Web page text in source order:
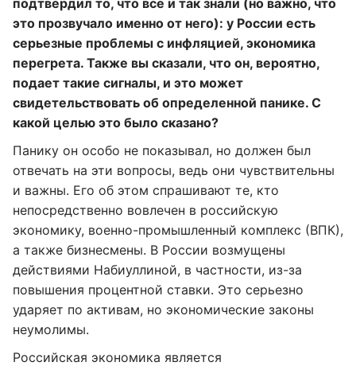
подтвердил то, что все и так знали (но важно, что
это прозвучало именно от него): у России есть
серьезные проблемы с инфляцией, экономика
перегрета. Также вы сказали, что он, вероятно,
подает такие сигналы, и это может
свидетельствовать об определенной панике. С
какой целью это было сказано?
Панику он особо не показывал, но должен был
отвечать на эти вопросы, ведь они чувствительны
и важны. Его об этом спрашивают те, кто
непосредственно вовлечен в российскую
экономику, военно-промышленный комплекс (ВПК),
а также бизнесмены. В России возмущены
действиями Набиуллиной, в частности, из-за
повышения процентной ставки. Это серьезно
ударяет по активам, но экономические законы
неумолимы.
Российская экономика является